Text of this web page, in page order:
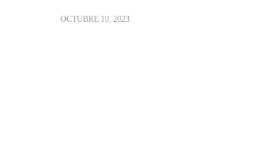
OCTUBRE 10, 2023